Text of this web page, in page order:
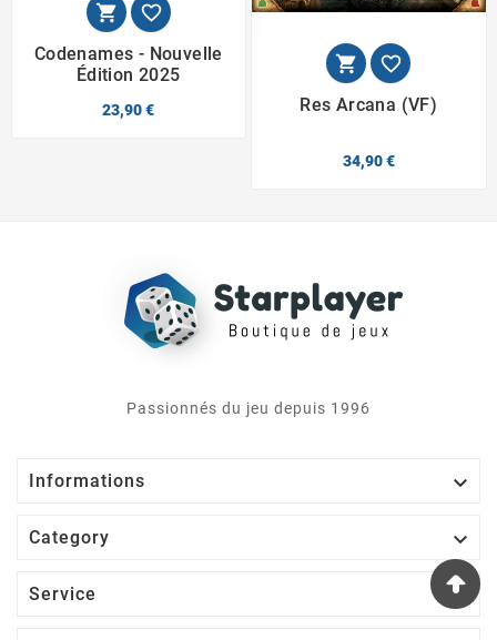
 
Codenames - Nouvelle
Édition 2025
23,90 €
 
Res Arcana (VF)
34,90 €
Passionnés du jeu depuis 1996
Informations 
Category 
Service 